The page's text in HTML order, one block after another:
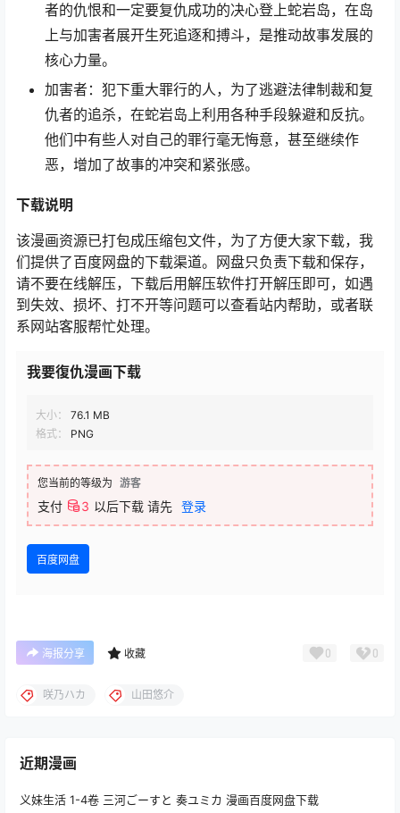
者的仇恨和一定要复仇成功的决心登上蛇岩岛，在岛
上与加害者展开生死追逐和搏斗，是推动故事发展的
核心力量。
加害者：犯下重大罪行的人，为了逃避法律制裁和复
仇者的追杀，在蛇岩岛上利用各种手段躲避和反抗。
他们中有些人对自己的罪行毫无悔意，甚至继续作
恶，增加了故事的冲突和紧张感。
下载说明
该漫画资源已打包成压缩包文件，为了方便大家下载，我
们提供了百度网盘的下载渠道。网盘只负责下载和保存，
请不要在线解压，下载后用解压软件打开解压即可，如遇
到失效、损坏、打不开等问题可以查看站内帮助，或者联
系网站客服帮忙处理。
我要復仇漫画下载
大小：
76.1 MB
格式：
PNG
您当前的等级为 游客
支付 3 以后下载 请先 登录
百度网盘
海报分享 收藏 0 0
咲乃ハカ 山田悠介
近期漫画
义妹生活 1-4卷 三河ごーすと 奏ユミカ 漫画百度网盘下载